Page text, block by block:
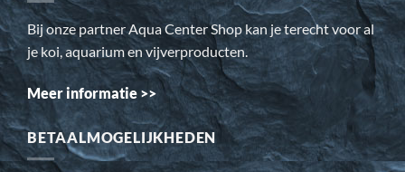
Bij onze partner Aqua Center Shop kan je terecht voor al
je koi, aquarium en vijverproducten.
Meer informatie >>
BETAALMOGELIJKHEDEN